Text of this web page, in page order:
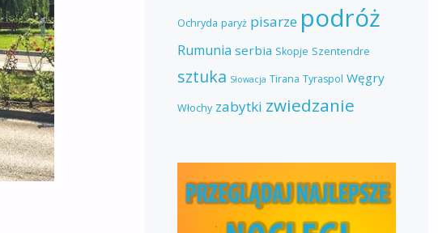
Ochryda paryż pisarze podróż
Rumunia serbia Skopje Szentendre
sztuka Słowacja Tirana Tyraspol Węgry
Włochy zabytki zwiedzanie